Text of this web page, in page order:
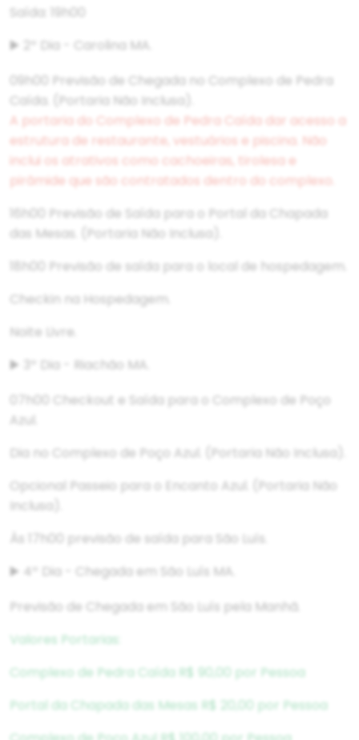
Saída: 19h00
▶️ 2º Dia - Carolina MA.
09h00 Previsão de Chegada no Complexo de Pedra
Caída. (Portaria Não Inclusa).
A portaria do Complexo de Pedra Caída dar acesso a
estrutura de restaurante, vestuários e piscina. Não
inclui os atrativos como cachoeiras, tirolesa e
pirâmide que são contratados dentro do complexo.
16h00 Previsão de Saída para o Portal da Chapada
das Mesas. (Portaria Não Inclusa).
18h00 Previsão de saída para o local de hospedagem.
Checkin na Hospedagem.
Noite Livre.
▶️ 3º Dia - Riachão MA.
07h00 Checkout e Saída para o Complexo de Poço
Azul.
Dia no Complexo de Poço Azul. (Portaria Não Inclusa).
Opcional Passeio para o Encanto Azul. (Portaria Não
Inclusa).
Às 17h00 previsão de saída para São Luís.
▶️ 4º Dia - Chegada em São Luís MA.
Previsão de Chegada em São Luís pela Manhã.
Valores Portarias:
Complexo de Pedra Caída R$ 90,00 por Pessoa
Portal da Chapada das Mesas R$ 20,00 por Pessoa